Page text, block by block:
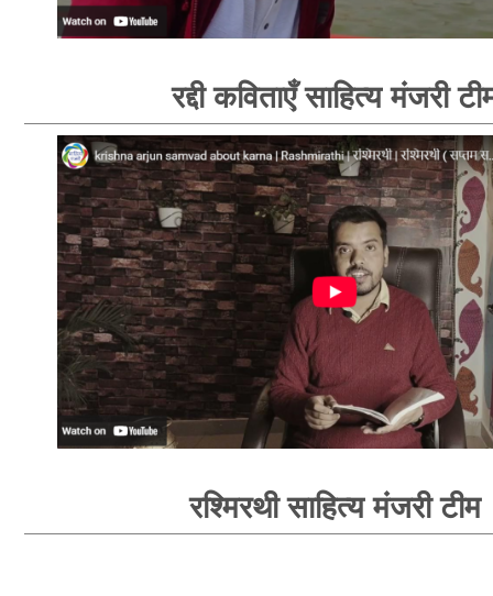
रद्दी कविताएँ साहित्य मंजरी
रश्मिरथी साहित्य मंजरी टीम